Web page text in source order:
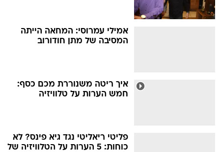
אמילי עמרוסי: המחאה הייתה
המסיבה של מתן חודורוב
איך ריטה משנוררת מכם כסף:
חמש הערות על טלוויזיה
פליטי ריאליטי נגד גיא פינס? לא
כוחות: 5 הערות על הטלוויזיה של